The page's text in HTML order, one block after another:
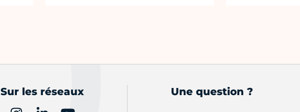
Sur les réseaux Une question ?